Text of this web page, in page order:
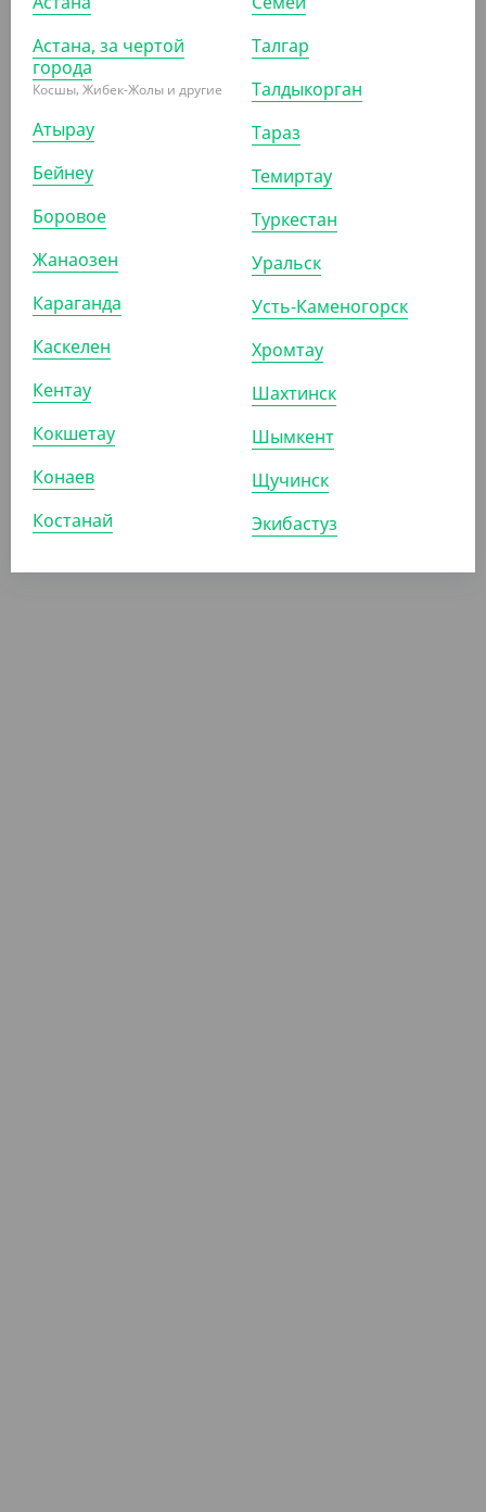
1 000
(10₸/ШТ)
Шапочка "Шарлота", белая, 21 см, Verde Vita
УП (100)
Астана, за чертой
города
Косшы, Жибек-Жолы и другие
Атырау
Бейнеу
Боровое
Жанаозен
Караганда
Каскелен
Кентау
Кокшетау
Конаев
Костанай
Талгар
Талдыкорган
Тараз
Темиртау
Туркестан
Уральск
Усть-Каменогорск
Хромтау
Шахтинск
Шымкент
Щучинск
Экибастуз